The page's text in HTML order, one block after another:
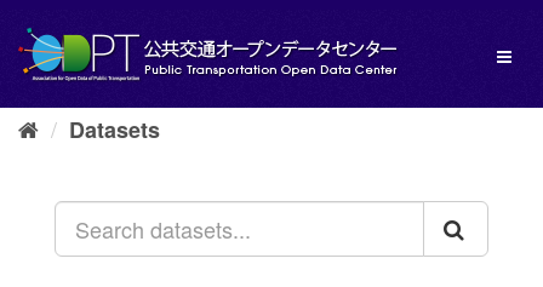
content
Datasets